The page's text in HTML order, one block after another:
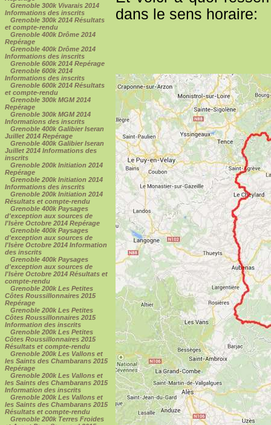
Grenoble 300k Vivarais 2014
Informations des inscrits
Grenoble 300k 2014 Résultats
et compte-rendu
Grenoble 400k Drôme 2014
Repérage
Grenoble 400k Drôme 2014
Informations des inscrits
Grenoble 600k 2014 Repérage
Grenoble 600k 2014
Informations des inscrits
Grenoble 600k 2014 Résultats
et compte-rendu
Grenoble 300k MGM 2014
Repérage
Grenoble 300k MGM 2014
Informations des inscrits
Grenoble 400k Galibier Iseran
Juillet 2014 Repérage
Grenoble 400k Galibier Iseran
Juillet 2014 Informations des
inscrits
Grenoble 200k Initiation 2014
Repérage
Grenoble 200k Initiation 2014
Informations des inscrits
Grenoble 200k Initiation 2014
Résultats et compte-rendu
Grenoble 400k Paysages
d'exception aux sources de
l'Isère Octobre 2014 Repérage
Grenoble 400k Paysages
d'exception aux sources de
l'Isère Octobre 2014 Information
des inscrits
Grenoble 400k Paysages
d'exception aux sources de
l'Isère Octobre 2014 Résultats et
compte-rendu
Grenoble 200k Les Petites
Côtes Roussillonnaires 2015
Repérage
Grenoble 200k Les Petites
Côtes Roussillonnaires 2015
Information des inscrits
Grenoble 200k Les Petites
Côtes Roussillonnaires 2015
Résultats et compte-rendu
Grenoble 200k Les Vallons et
les Saints des Chambarans 2015
Repérage
Grenoble 200k Les Vallons et
les Saints des Chambarans 2015
Information des inscrits
Grenoble 200k Les Vallons et
les Saints des Chambarans 2015
Résultats et compte-rendu
Grenoble 200k Terres Froides
dans le sens horaire: